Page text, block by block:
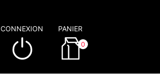
CONNEXION PANIER
0